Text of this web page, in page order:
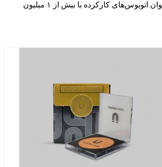
(حدود ۳۵ تا ۵۰ میلیارد تومان) قیمت دارند؛ اما در ایران، با همین بودجه فقط می‌توان اتوبوس‌های کارکرده با بیش از ۱ میلیون